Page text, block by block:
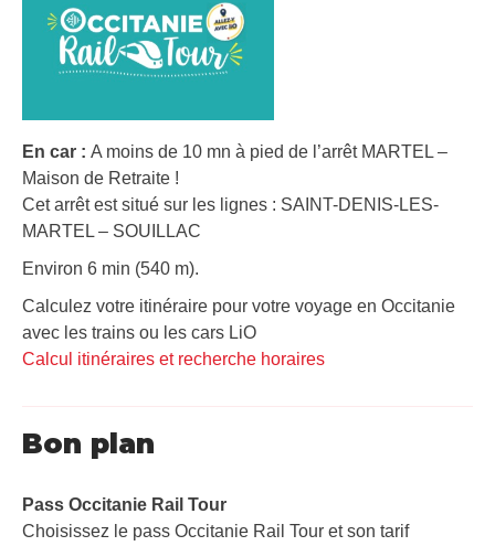
En car : A moins de 10 mn à pied de l’arrêt MARTEL –
Maison de Retraite !
Cet arrêt est situé sur les lignes : SAINT-DENIS-LES-
MARTEL – SOUILLAC
Environ 6 min (540 m).
Calculez votre itinéraire pour votre voyage en Occitanie
avec les trains ou les cars LiO
Calcul itinéraires et recherche horaires
Bon plan
Pass Occitanie Rail Tour​
Choisissez le pass Occitanie Rail Tour et son tarif